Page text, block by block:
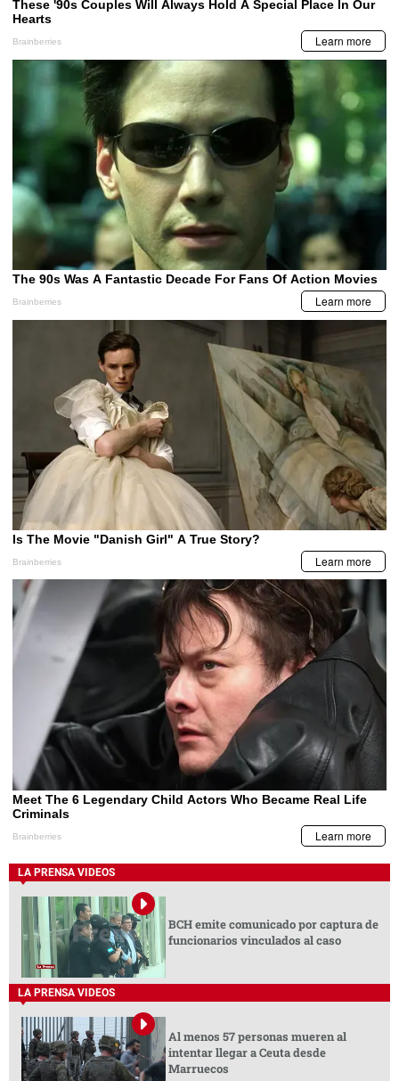
LA PRENSA VIDEOS
BCH emite comunicado por captura de
funcionarios vinculados al caso
LA PRENSA VIDEOS
Al menos 57 personas mueren al
intentar llegar a Ceuta desde
Marruecos